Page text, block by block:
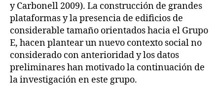
y Carbonell 2009). La construcción de grandes
plataformas y la presencia de edificios de
considerable tamaño orientados hacia el Grupo
E, hacen plantear un nuevo contexto social no
considerado con anterioridad y los datos
preliminares han motivado la continuación de
la investigación en este grupo.